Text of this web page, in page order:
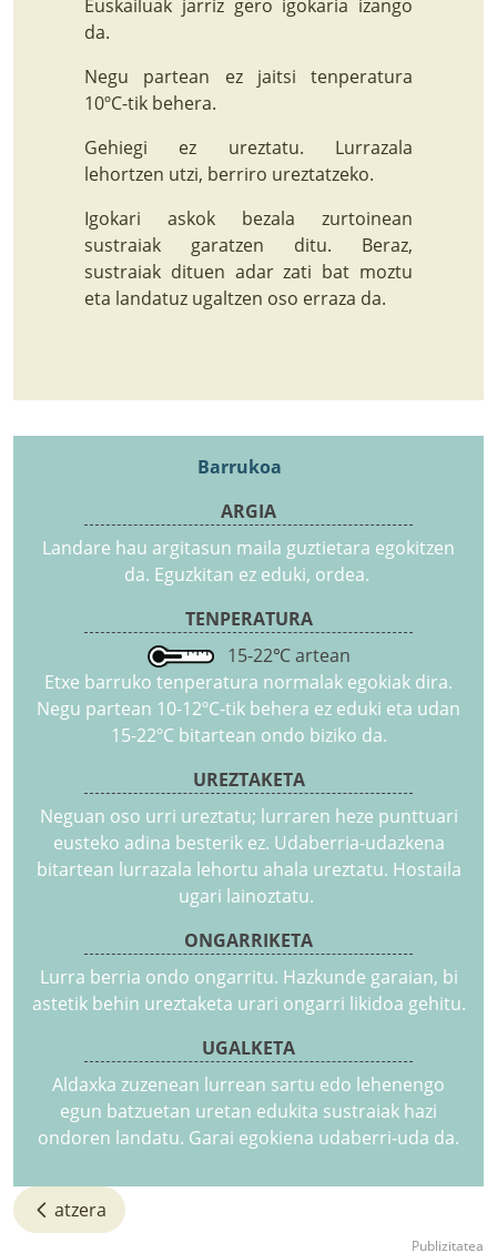
Euskailuak jarriz gero igokaria izango
da.
Negu partean ez jaitsi tenperatura
10ºC-tik behera.
Gehiegi ez ureztatu. Lurrazala
lehortzen utzi, berriro ureztatzeko.
Igokari askok bezala zurtoinean
sustraiak garatzen ditu. Beraz,
sustraiak dituen adar zati bat moztu
eta landatuz ugaltzen oso erraza da.
Barrukoa
ARGIA
Landare hau argitasun maila guztietara egokitzen
da. Eguzkitan ez eduki, ordea.
TENPERATURA
15-22℃ artean
Etxe barruko tenperatura normalak egokiak dira.
Negu partean 10-12ºC-tik behera ez eduki eta udan
15-22ºC bitartean ondo biziko da.
UREZTAKETA
Neguan oso urri ureztatu; lurraren heze punttuari
eusteko adina besterik ez. Udaberria-udazkena
bitartean lurrazala lehortu ahala ureztatu. Hostaila
ugari lainoztatu.
ONGARRIKETA
Lurra berria ondo ongarritu. Hazkunde garaian, bi
astetik behin ureztaketa urari ongarri likidoa gehitu.
UGALKETA
Aldaxka zuzenean lurrean sartu edo lehenengo
egun batzuetan uretan edukita sustraiak hazi
ondoren landatu. Garai egokiena udaberri-uda da.
atzera